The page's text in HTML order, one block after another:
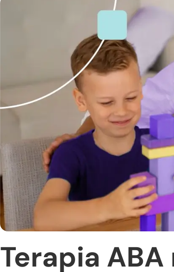
Terapia